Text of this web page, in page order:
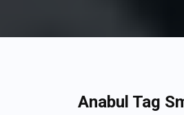
Anabul Tag